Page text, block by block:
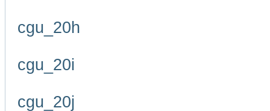
cgu_20h
cgu_20i
cgu_20j